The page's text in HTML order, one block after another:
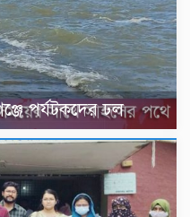
পর্যটকদের ঢল